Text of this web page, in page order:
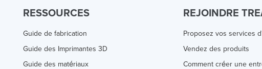
RESSOURCES
Guide de fabrication
Guide des Imprimantes 3D
Guide des matériaux
REJOINDRE
Proposez vos services
Vendez des produits
Comment créer une